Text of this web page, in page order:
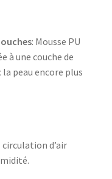
: Mousse PU
à une couche de
peau encore plus
circulation d’air